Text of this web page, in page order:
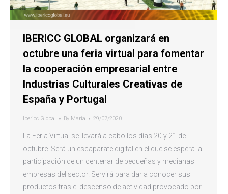
IBERICC GLOBAL organizará en
octubre una feria virtual para fomentar
la cooperación empresarial entre
Industrias Culturales Creativas de
España y Portugal
Ibericc Global By Maria 29/07/2020
La Feria Virtual se llevará a cabo los días 20 y 21 de
octubre. Será un escaparate digital en el que se espera la
participación de un centenar de pequeñas y medianas
empresas del sector. Servirá para dar a conocer sus
productos tras el descenso de actividad provocado por